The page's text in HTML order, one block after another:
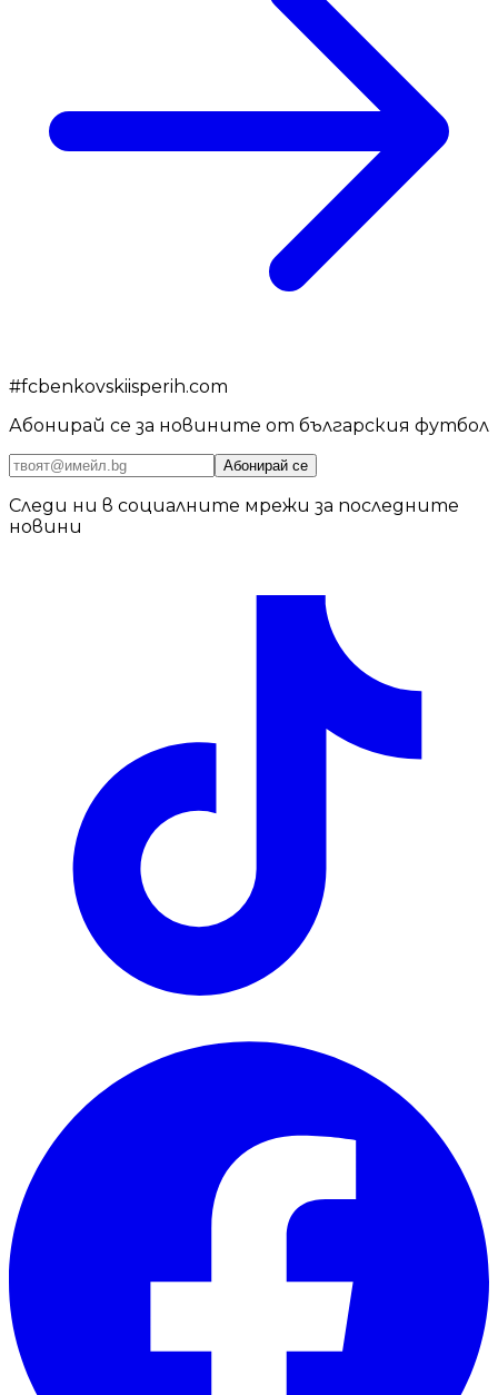
#fcbenkovskiisperih.com
Абонирай се за новините от българския футбол
Абонирай се
Следи ни в социалните мрежи за последните
новини